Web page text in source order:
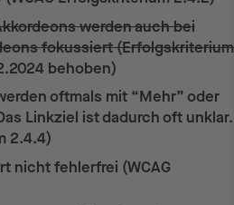
werden auch bei
fokussiert (Erfolgskriterium
behoben)
oftmals mit “Mehr” oder
Linkziel ist dadurch oft unklar.
2.4.4)
nicht fehlerfrei (WCAG